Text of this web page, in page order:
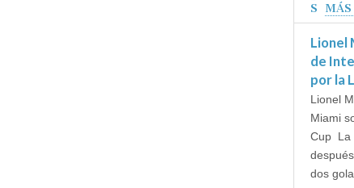
Lionel
de
por la
Lionel
Miami
Cup La
dos